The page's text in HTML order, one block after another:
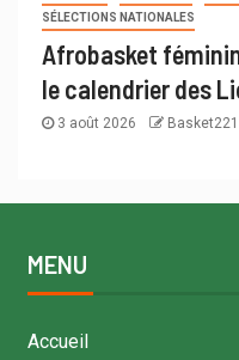
SÉLECTIONS NATIONALES
Afrobasket
le calendrier des
3 août 2026 Basket221
MENU
Accueil